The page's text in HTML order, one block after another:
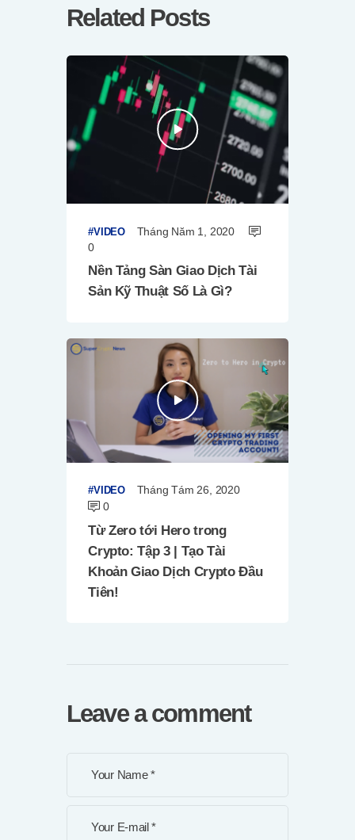
Related Posts
VIDEO
Tháng Năm 1, 2020
0
Nền Tảng Sàn Giao Dịch Tài
Sản Kỹ Thuật Số Là Gì?
VIDEO
Tháng Tám 26, 2020
0
Từ Zero tới Hero trong
Crypto: Tập 3 | Tạo Tài
Khoản Giao Dịch Crypto Đầu
Tiên!
Leave a comment